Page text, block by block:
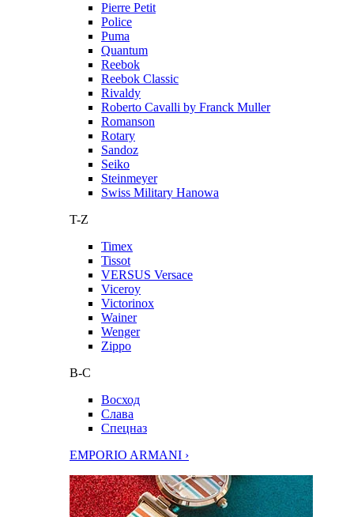
Pierre Petit
Police
Puma
Quantum
Reebok
Reebok Classic
Rivaldy
Roberto Cavalli by Franck Muller
Romanson
Rotary
Sandoz
Seiko
Steinmeyer
Swiss Military Hanowa
T-Z
Timex
Tissot
VERSUS Versace
Viceroy
Victorinox
Wainer
Wenger
Zippo
В-С
Восход
Слава
Спецназ
EMPORIO ARMANI ›